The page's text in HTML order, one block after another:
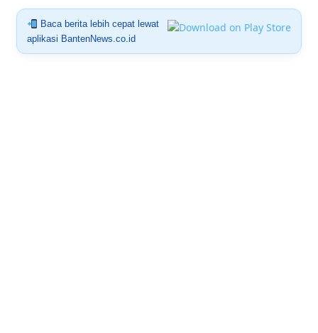
Baca berita lebih cepat lewat
aplikasi BantenNews.co.id